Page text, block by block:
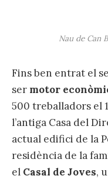
Nau de Can
Fins ben entrat el
ser motor
500 treballadors el
l’antiga Casa del
actual edifici de la
residència de la
el Casal de Joves,